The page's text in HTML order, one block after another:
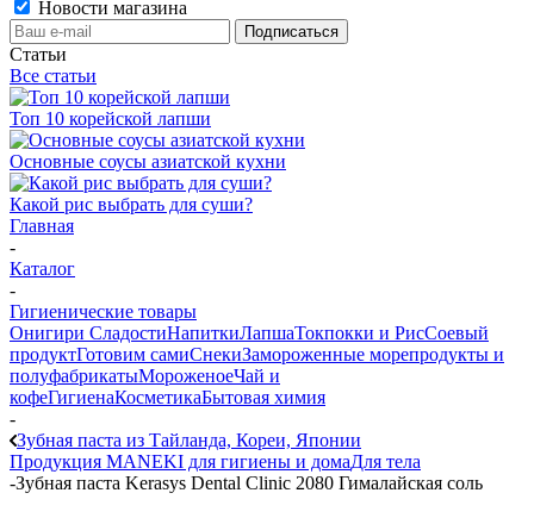
Новости магазина
Статьи
Все статьи
Топ 10 корейской лапши
Основные соусы азиатской кухни
Какой рис выбрать для суши?
Главная
-
Каталог
-
Гигиенические товары
Онигири СладостиНапиткиЛапшаТокпокки и РисСоевый
продуктГотовим самиСнекиЗамороженные морепродукты и
полуфабрикатыМороженоеЧай и
кофеГигиенаКосметикаБытовая химия
-
Зубная паста из Тайланда, Кореи, Японии
Продукция MANEKI для гигиены и домаДля тела
-Зубная паста Kerasys Dental Clinic 2080 Гималайская соль